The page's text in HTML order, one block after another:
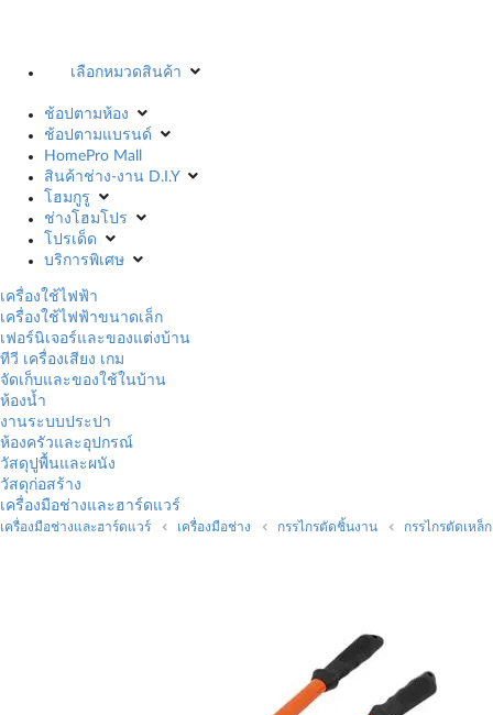
เลือกหมวดสินค้า
ช้อปตามห้อง
ช้อปตามแบรนด์
HomePro Mall
สินค้าช่าง-งาน D.I.Y
โฮมกูรู
ช่างโฮมโปร
โปรเด็ด
บริการพิเศษ
เครื่องใช้ไฟฟ้า
เครื่องใช้ไฟฟ้าขนาดเล็ก
เฟอร์นิเจอร์และของแต่งบ้าน
ทีวี เครื่องเสียง เกม
จัดเก็บและของใช้ในบ้าน
ห้องน้ำ
งานระบบประปา
ห้องครัวและอุปกรณ์
วัสดุปูพื้นและผนัง
วัสดุก่อสร้าง
เครื่องมือช่างและฮาร์ดแวร์
เครื่องมือช่างและฮาร์ดแวร์ เครื่องมือช่าง กรรไกรตัดชิ้นงาน กรรไกรตัดเหล็ก